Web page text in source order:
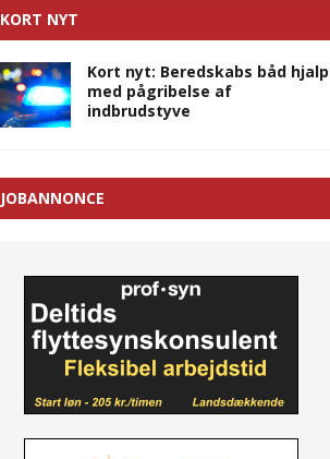
KORT NYT
Kort nyt: Beredskabs båd hjalp
med pågribelse af
indbrudstyve
JOBANNONCE